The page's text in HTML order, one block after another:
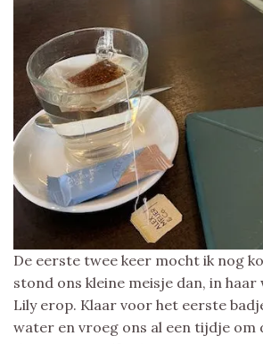
De eerste twee keer mocht ik nog
stond ons kleine meisje dan, in
Lily erop. Klaar voor het eerste
water en vroeg ons al een tijdje om